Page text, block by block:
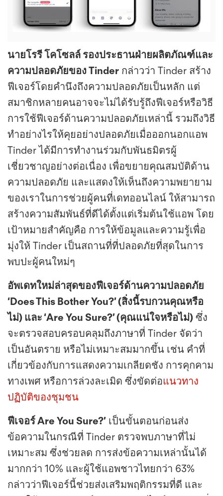
File
นายโรรี โคโซลล์ รองประธานฝ่ายผลิตภัณฑ์และ
ความปลอดภัยของ Tinder กล่าวว่า Tinder สร้าง
ฟีเจอร์โดยคำนึงถึงความปลอดภัยเป็นหลัก แต่
สมาชิกหลายคนอาจจะไม่ได้รับรู้ถึงฟีเจอร์หรือวิธี
การใช้ฟีเจอร์ด้านความปลอดภัยเหล่านี้ รวมถึงวิธี
ทำอย่างไรให้คุยอย่างปลอดภัยเมื่อออกนอกแอพ
Tinder ได้มีการทำงานร่วมกับพันธมิตรผู้
เชี่ยวชาญอย่างต่อเนื่อง เพื่อขยายคุณสมบัติด้าน
ความปลอดภัย และแสดงให้เห็นถึงความพยายาม
ของเราในการช่วยผู้คนที่เดทออนไลน์ ให้สามารถ
สร้างความสัมพันธ์ที่ดีได้ตั้งแต่เริ่มต้นใช้แอพ โดย
เป้าหมายสำคัญคือ การให้ข้อมูลและความรู้เพื่อ
มุ่งให้ Tinder เป็นสถานที่ที่ปลอดภัยที่สุดในการ
พบปะผู้คนใหม่ๆ
อัพเดทใหม่ล่าสุดของฟีเจอร์ด้านความปลอดภัย
‘Does This Bother You?’ (สิ่งนี้รบกวนคุณหรือ
ไม่) และ ‘Are You Sure?’ (คุณแน่ใจหรือไม่) ซึ่ง
จะตรวจสอบครอบคลุมถึงภาษาที่ Tinder จัดว่า
เป็นอันตราย หรือไม่เหมาะสมมากขึ้น เช่น คำที่
เกี่ยวข้องกับการแสดงความเกลียดชัง การคุกคาม
ทางเพศ หรือการล่วงละเมิด ซึ่งขัดต่อแนวทาง
ปฏิบัติของชุมชน
ฟีเจอร์ Are You Sure?’ เป็นขั้นตอนก่อนส่ง
ข้อความในกรณีที่ Tinder ตรวจพบภาษาที่ไม่
เหมาะสม ซึ่งช่วยลด การส่งข้อความเหล่านั้นได้
มากกว่า 10% และผู้ใช้แอพชาวไทยกว่า 63%
กล่าวว่าฟีเจอร์นี้ช่วยส่งเสริมพฤติกรรมที่ดี และ